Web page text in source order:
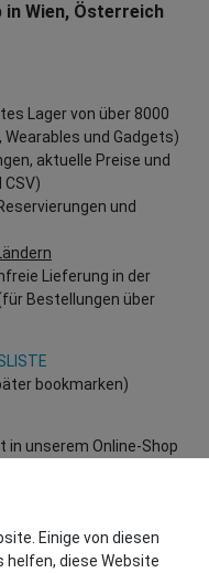
in Wien, Österreich
Lager von über 8000
und Gadgets)
aktuelle Preise und
und
Lieferung in der
Bestellungen über
bookmarken)
in unserem Online-Shop
– gültige EU UID
Einige von diesen
helfen, diese Website